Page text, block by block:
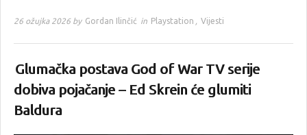
26 ožujka 2026 by Gordan Ilinčić in Playstation , Vijesti
Glumačka postava God of War TV serije
dobiva pojačanje – Ed Skrein će glumiti
Baldura